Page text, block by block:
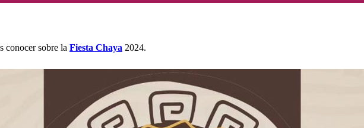
conocer sobre la Fiesta Chaya 2024.